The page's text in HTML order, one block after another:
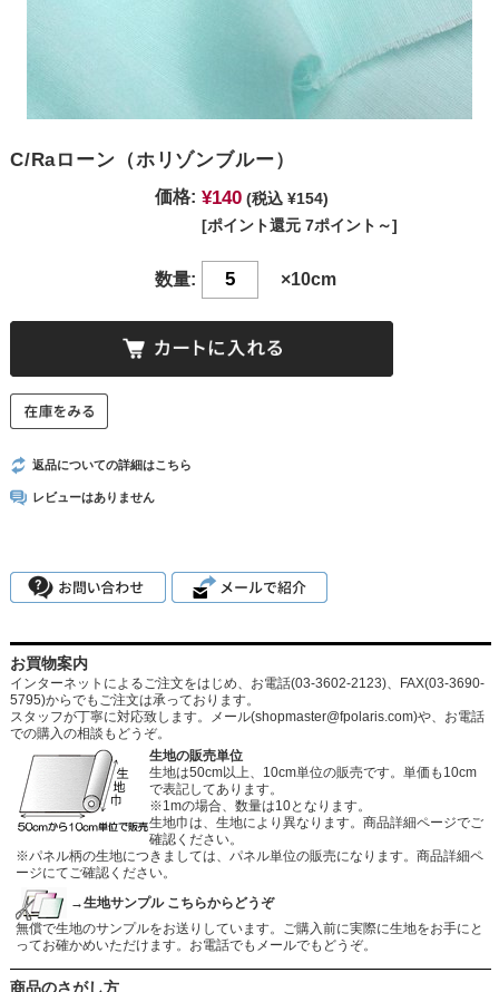
C/Raローン（ホリゾンブルー）
価格: ¥140 (税込 ¥154)
[ポイント還元 7ポイント～]
数量: ×10cm
返品についての詳細はこちら
レビューはありません
お買物案内
インターネットによるご注文をはじめ、お電話(03-3602-2123)、FAX(03-3690-
5795)からでもご注文は承っております。
スタッフが丁寧に対応致します。メール(shopmaster@fpolaris.com)や、お電話
での購入の相談もどうぞ。
生地の販売単位
生地は50cm以上、10cm単位の販売です。単価も10cm
で表記してあります。
※1mの場合、数量は10となります。
生地巾は、生地により異なります。商品詳細ページでご
確認ください。
※パネル柄の生地につきましては、パネル単位の販売になります。商品詳細ペ
ージにてご確認ください。
→生地サンプル こちらからどうぞ
無償で生地のサンプルをお送りしています。ご購入前に実際に生地をお手にと
ってお確かめいただけます。お電話でもメールでもどうぞ。
商品のさがし方